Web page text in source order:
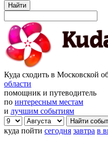
Найти
Куда сходить в Московской
области
помощник и путеводитель
по интересным местам
и лучшим событиям
куда пойти сегодня завтра в